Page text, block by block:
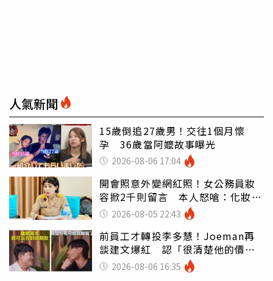
人氣新聞
15歲倒追27歲男！交往1個月懷
孕 36歲當阿嬤故事曝光
2026-08-06 17:04
開會照意外變網紅照！女公務員妝
容掀2千則留言 本人怒嗆：化妝有
錯嗎2026-08-05 22:43
前員工才轉投李多慧！Joeman再
談建文爆紅 認「很清楚他的價
值」2026-08-06 16:35